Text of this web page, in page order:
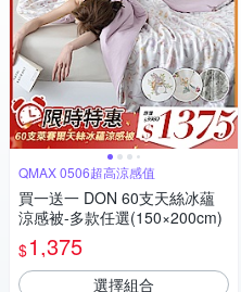
QMAX 0506超高涼感值
買一送一 DON 60支天絲冰蘊
涼感被-多款任選(150×200cm)
$1,375
選擇組合